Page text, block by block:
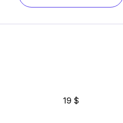
19 $